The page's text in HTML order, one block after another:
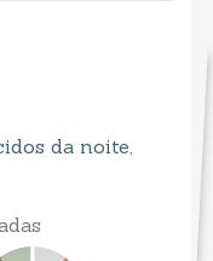
da noite